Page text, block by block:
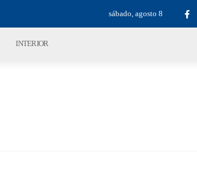
sábado, agosto 8
INTERIOR